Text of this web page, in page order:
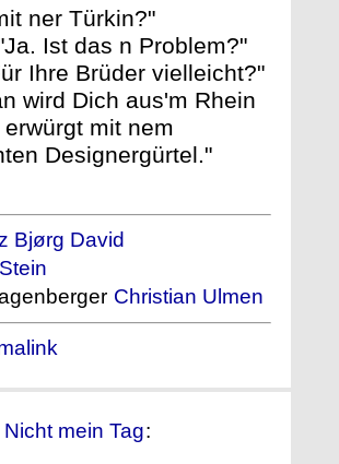
ner Türkin?"
Ist das n Problem?"
Ihre Brüder vielleicht?"
wird Dich aus'm Rhein
mit nem
Designergürtel."
Bjørg David
Christian Ulmen
Nicht mein Tag: